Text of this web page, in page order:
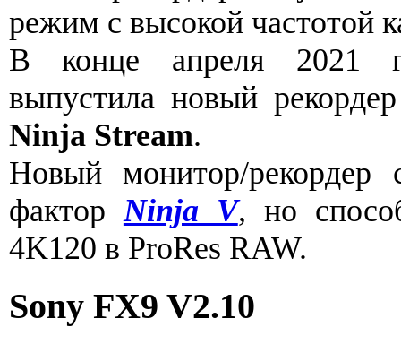
режим с высокой частотой
В конце апреля 2021
выпустила новый
Ninja Stream.
Новый монитор/рекордер
факторNinja V, но
4K120 в ProRes RAW.
Sony FX9 V2.10